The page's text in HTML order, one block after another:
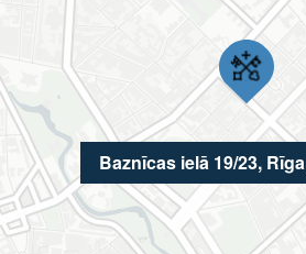
Baznīcas ielā 19/23,